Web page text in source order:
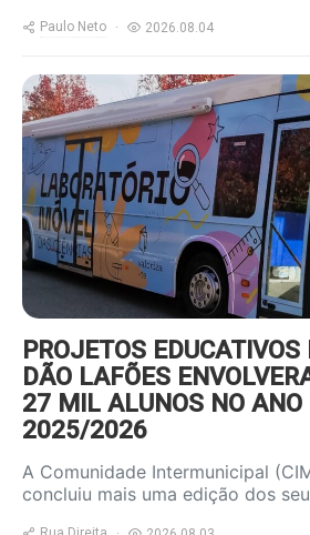
Paulo Neto 2026.08.04
https://www.ruadireita.pt/wp-
content/uploads/2026/08/
800x600.jpg
PROJETOS
DÃO LAFÕES
27 MIL ALUNOS NO ANO
2025/2026
A Comunidade Intermunicipal
concluiu mais uma edição dos